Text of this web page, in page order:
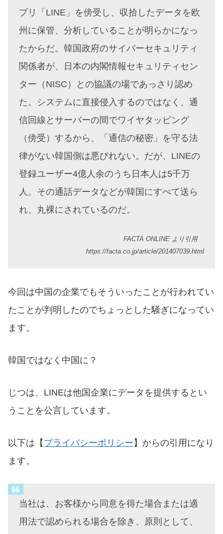
プリ「LINE」を傍受し、収拾したデータを欧
州に保管、分析していることが明らかになっ
たからだ。韓国政府のサイバーセキュリティ
関係者が、日本の内閣情報セキュリティセン
ター（NISC）との協議の場であっさり認め
た。システムに直接侵入するのではなく、通
信回線とサーバーの間でワイヤタッピング
（傍受）するから、「通信の秘密」を守る法
律がない韓国側は悪びれない。だが、LINEの
登録ユーザー4億人余のうち日本人は5千万
人。その通話データなどが韓国にすべて送ら
れ、丸裸にされているのだ。
FACTA ONLINE より引用
https://facta.co.jp/article/201407039.html
今回は中国の企業でもそういったことが行われてい
たことが判明したのでちょっとした騒ぎになってい
ます。
韓国ではなく中国に？
じつは、LINEは他国企業にデータを提供するとい
うことを公言しています。
以下は【 プライバシーポリシー 】からの引用になり
ます。
当社は、お客様から同意を得た場合または適
用法で認められる場合を除き、原則として、